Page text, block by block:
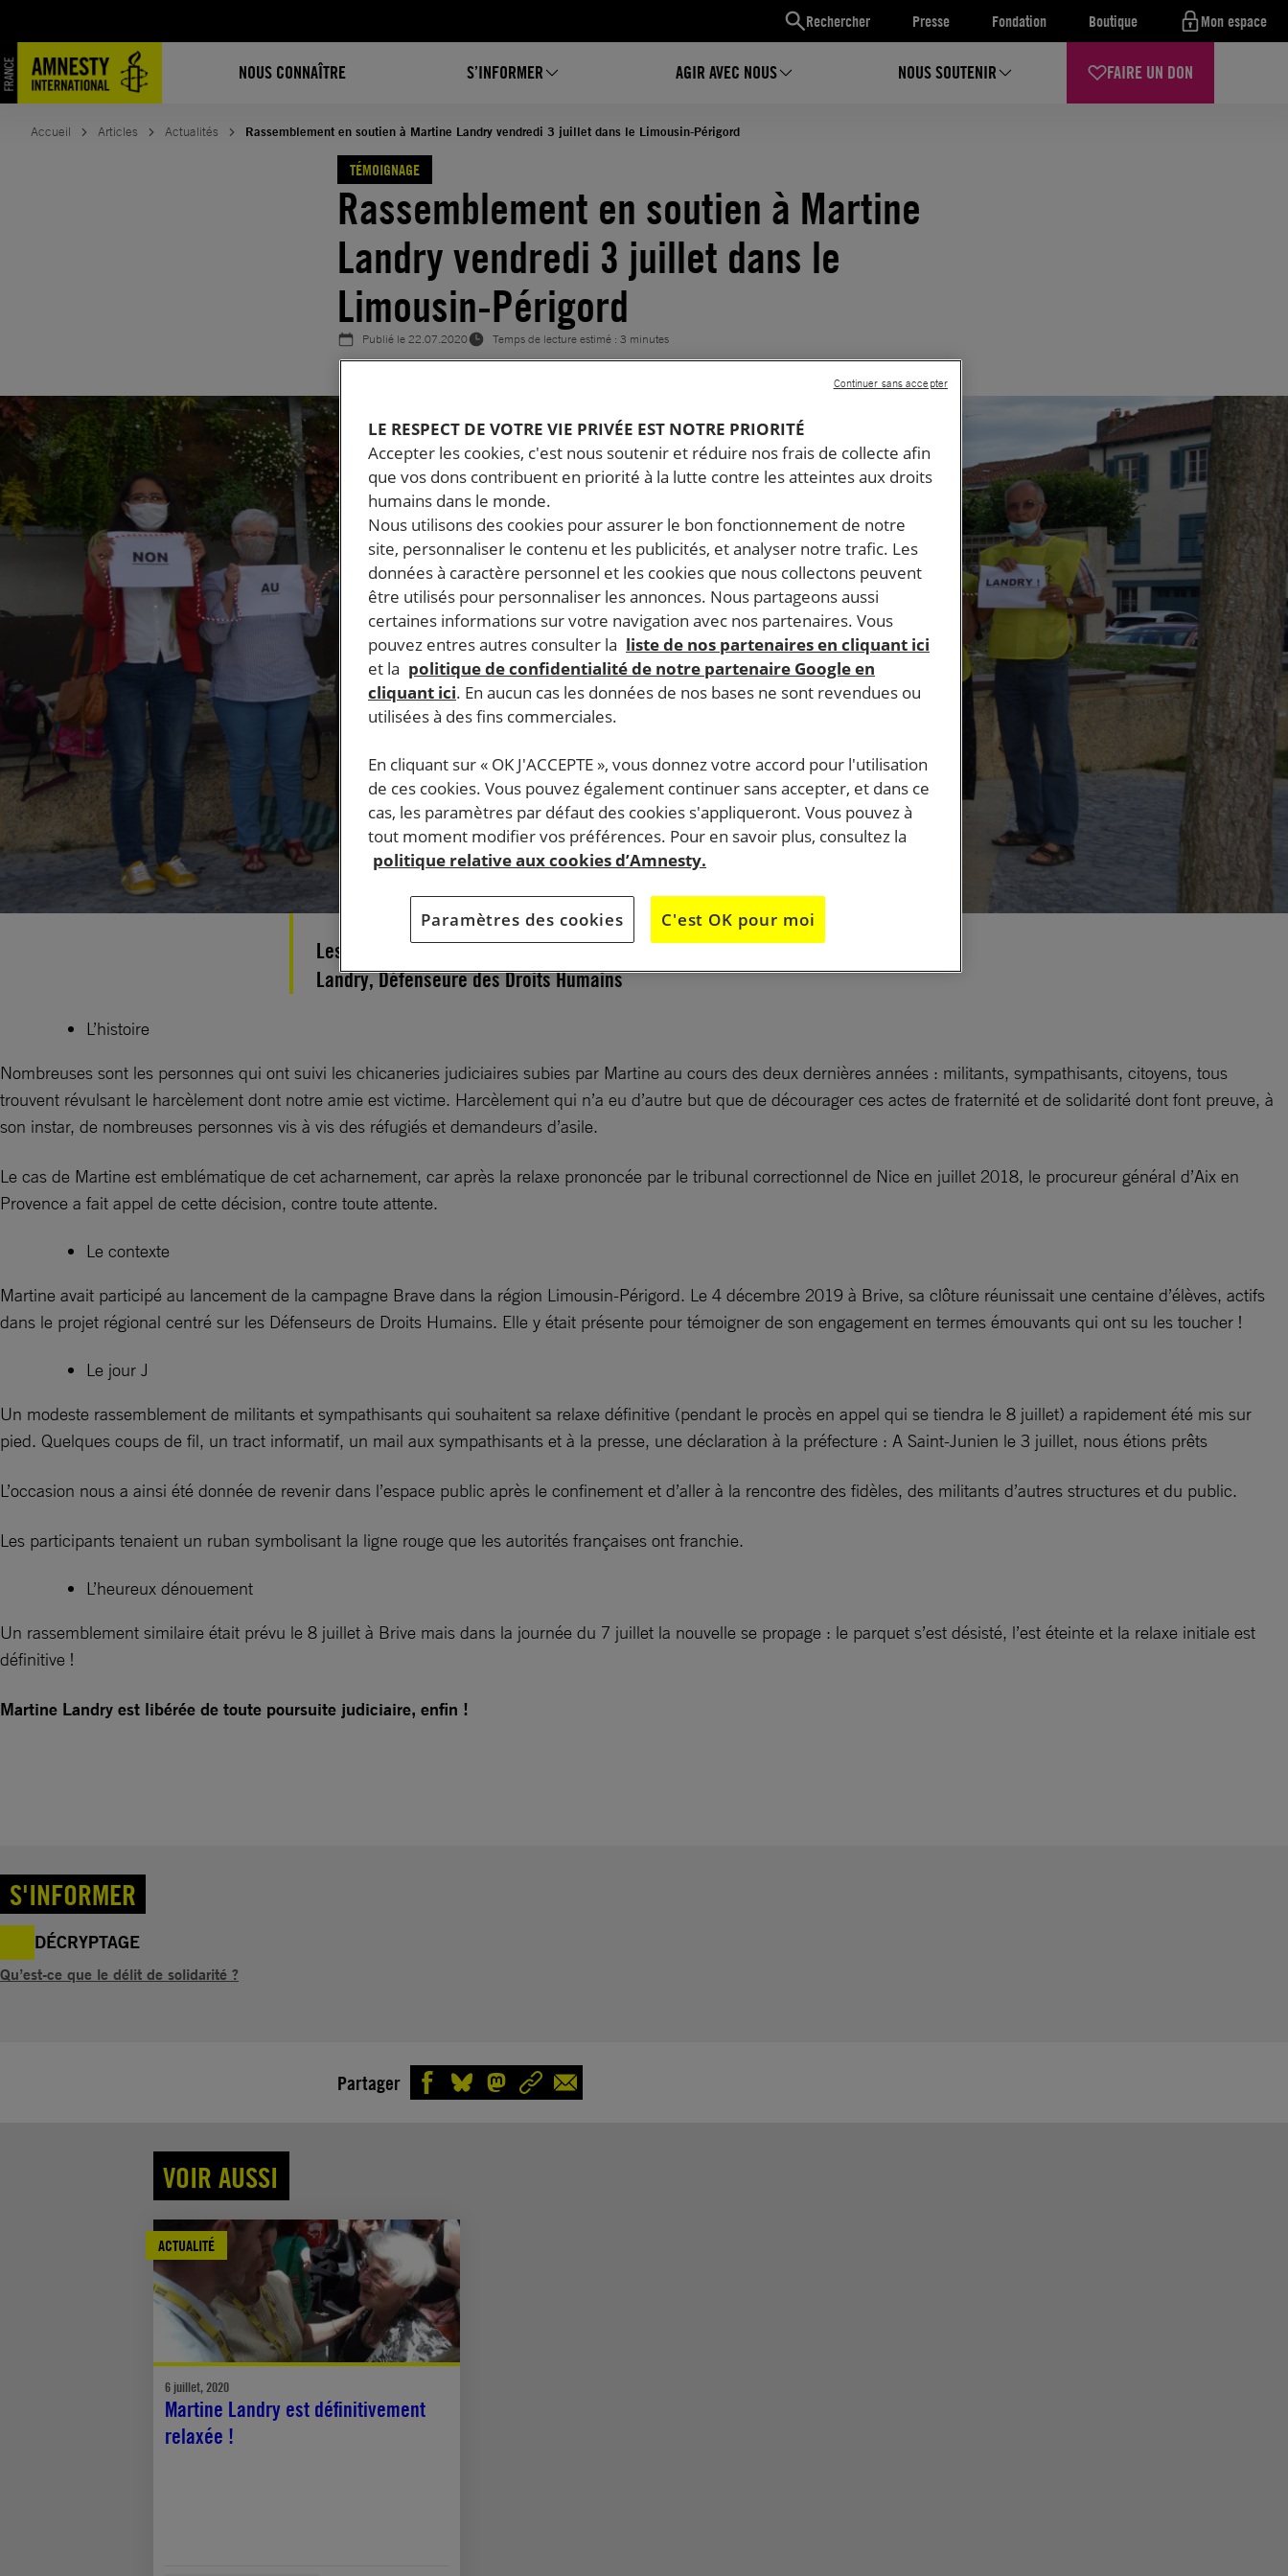
Rechercher Presse Fondation Boutique Mon espace
NOUS CONNAÎTRE S’INFORMER AGIR AVEC NOUS NOUS SOUTENIR FAIRE UN DON
contenu
Accueil Articles Actualités Rassemblement en soutien à Martine Landry vendredi 3 juillet dans le Limousin-Périgord
TÉMOIGNAGE
Rassemblement en soutien à Martine
Landry vendredi 3 juillet dans le
Limousin-Périgord
Publié le22.07.2020 Temps de lecture estimé : 3 minutes
Les militants de Brive et Saint-Junien affichent leur soutien à Martine
Landry, Défenseure des Droits Humains
L’histoire
Nombreuses sont les personnes qui ont suivi les chicaneries judiciaires subies par Martine au cours des deux dernières années : militants, sympathisants, citoyens, tous
trouvent révulsant le harcèlement dont notre amie est victime. Harcèlement qui n’a eu d’autre but que de décourager ces actes de fraternité et de solidarité dont font preuve, à
son instar, de nombreuses personnes vis à vis des réfugiés et demandeurs d’asile.
Le cas de Martine est emblématique de cet acharnement, car après la relaxe prononcée par le tribunal correctionnel de Nice en juillet 2018, le procureur général d’Aix en
Provence a fait appel de cette décision, contre toute attente.
Le contexte
Martine avait participé au lancement de la campagne Brave dans la région Limousin-Périgord. Le 4 décembre 2019 à Brive, sa clôture réunissait une centaine d’élèves, actifs
dans le projet régional centré sur les Défenseurs de Droits Humains. Elle y était présente pour témoigner de son engagement en termes émouvants qui ont su les toucher !
Le jour J
Un modeste rassemblement de militants et sympathisants qui souhaitent sa relaxe définitive (pendant le procès en appel qui se tiendra le 8 juillet) a rapidement été mis sur
pied. Quelques coups de fil, un tract informatif, un mail aux sympathisants et à la presse, une déclaration à la préfecture : A Saint-Junien le 3 juillet, nous étions prêts
L’occasion nous a ainsi été donnée de revenir dans l’espace public après le confinement et d’aller à la rencontre des fidèles, des militants d’autres structures et du public.
Les participants tenaient un ruban symbolisant la ligne rouge que les autorités françaises ont franchie.
L’heureux dénouement
Un rassemblement similaire était prévu le 8 juillet à Brive mais dans la journée du 7 juillet la nouvelle se propage : le parquet s’est désisté, l’est éteinte et la relaxe initiale est
définitive !
Martine Landry est libérée de toute poursuite judiciaire, enfin !
S'INFORMER
DÉCRYPTAGE
Qu’est-ce que le délit de solidarité ?
Partager
VOIR AUSSI
ACTUALITÉ
6 juillet, 2020
Martine Landry est définitivement
relaxée !
LE RESPECT DE VOTRE VIE PRIVÉE EST NOTRE PRIORITÉ
Accepter les cookies, c'est nous soutenir et réduire nos frais de collecte afin
que vos dons contribuent en priorité à la lutte contre les atteintes aux droits
humains dans le monde.
Nous utilisons des cookies pour assurer le bon fonctionnement de notre
site, personnaliser le contenu et les publicités, et analyser notre trafic. Les
données à caractère personnel et les cookies que nous collectons peuvent
être utilisés pour personnaliser les annonces. Nous partageons aussi
certaines informations sur votre navigation avec nos partenaires. Vous
pouvez entres autres consulter la liste de nos partenaires en cliquant ici
et la politique de confidentialité de notre partenaire Google en
cliquant ici. En aucun cas les données de nos bases ne sont revendues ou
utilisées à des fins commerciales.
En cliquant sur « OK J'ACCEPTE », vous donnez votre accord pour l'utilisation
de ces cookies. Vous pouvez également continuer sans accepter, et dans ce
cas, les paramètres par défaut des cookies s'appliqueront. Vous pouvez à
tout moment modifier vos préférences. Pour en savoir plus, consultez la
politique relative aux cookies d’Amnesty.
Paramètres des cookies C'est OK pour moi
Continuer sans accepter